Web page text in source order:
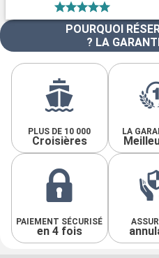
POURQUOI
? LA
PLUS DE 10 000
Croisières
LA
PAIEMENT SÉCURISÉ
en 4 fois